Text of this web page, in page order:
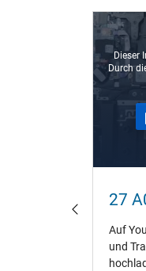
Dieser
Durch
27
Auf
und